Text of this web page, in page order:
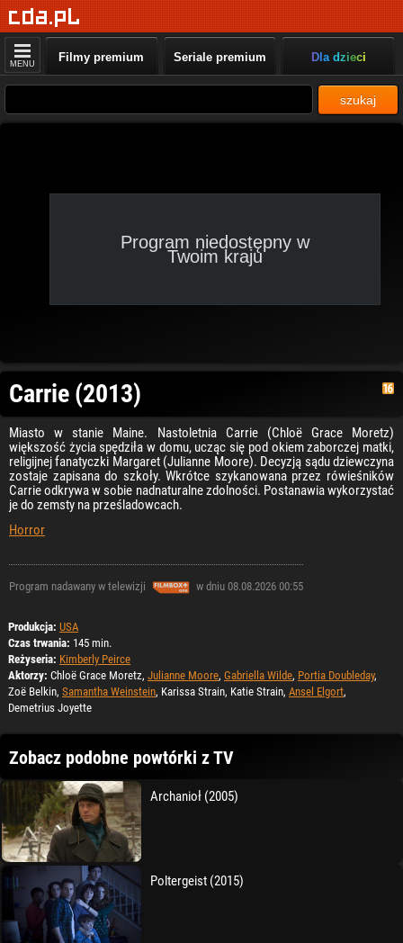
MENU Filmy premium Seriale premium Dla dzieci
szukaj
Program niedostępny w
Twoim kraju
Carrie (2013)
Miasto w stanie Maine. Nastoletnia Carrie (Chloë Grace Moretz)
większość życia spędziła w domu, ucząc się pod okiem zaborczej matki,
religijnej fanatyczki Margaret (Julianne Moore). Decyzją sądu dziewczyna
zostaje zapisana do szkoły. Wkrótce szykanowana przez rówieśników
Carrie odkrywa w sobie nadnaturalne zdolności. Postanawia wykorzystać
je do zemsty na prześladowcach.
Horror
Program nadawany w telewizji w dniu 08.08.2026 00:55
Produkcja: USA
Czas trwania: 145 min.
Reżyseria: Kimberly Peirce
Aktorzy: Chloë Grace Moretz, Julianne Moore, Gabriella Wilde, Portia Doubleday,
Zoë Belkin, Samantha Weinstein, Karissa Strain, Katie Strain, Ansel Elgort,
Demetrius Joyette
Zobacz podobne powtórki z TV
Archanioł (2005)
Poltergeist (2015)